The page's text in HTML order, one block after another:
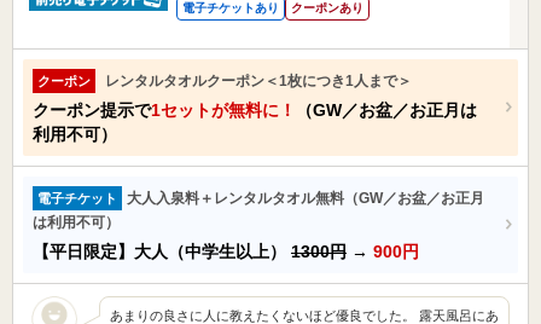
電子チケットあり クーポンあり
クーポン レンタルタオルクーポン＜1枚につき1人まで＞
クーポン提示で1セットが無料に！
（GW／お盆／お正月は
利用不可）
電子チケット
大人入泉料＋レンタルタオル無料（GW／お盆／お正月
は利用不可）
【平日限定】大人（中学生以上） 1300円 → 900円
あまりの良さに人に教えたくないほど優良でした。 露天風呂にあ